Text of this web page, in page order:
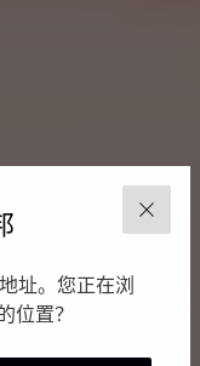
关闭
址。您正在浏
位置？